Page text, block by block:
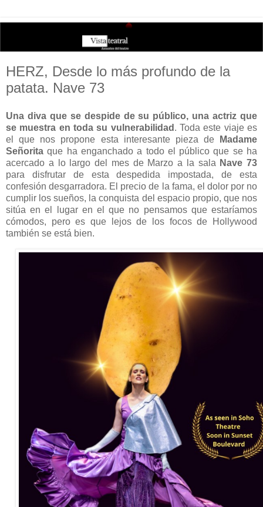
HERZ, Desde lo más profundo de la
patata. Nave 73
Una diva que se despide de su público, una actriz que
se muestra en toda su vulnerabilidad . Toda este viaje es
el que nos propone esta interesante pieza de
Madame
Señorita que ha enganchado a todo el público que se ha
acercado a lo largo del mes de Marzo a la sala Nave 73
para disfrutar de esta despedida impostada, de esta
confesión desgarradora. El precio de la fama, el dolor por no
cumplir los sueños, la conquista del espacio propio, que nos
sitúa en el lugar en el que no pensamos que estaríamos
cómodos, pero es que lejos de los focos de Hollywood
también se está bien.